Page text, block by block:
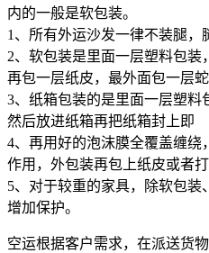
内的一般是软包装。
1、所有外运沙发一律不装腿，
2、软包装是里面一层塑料包装
再包一层纸皮，最外面包一层蛇
3、纸箱包装的是里面一层塑料
然后放进纸箱再把纸箱封上即
4、再用好的泡沫膜全覆盖缠绕
作用，外包装再包上纸皮或者
5、对于较重的家具，除软包装
增加保护。
空运根据客户需求，在派送货